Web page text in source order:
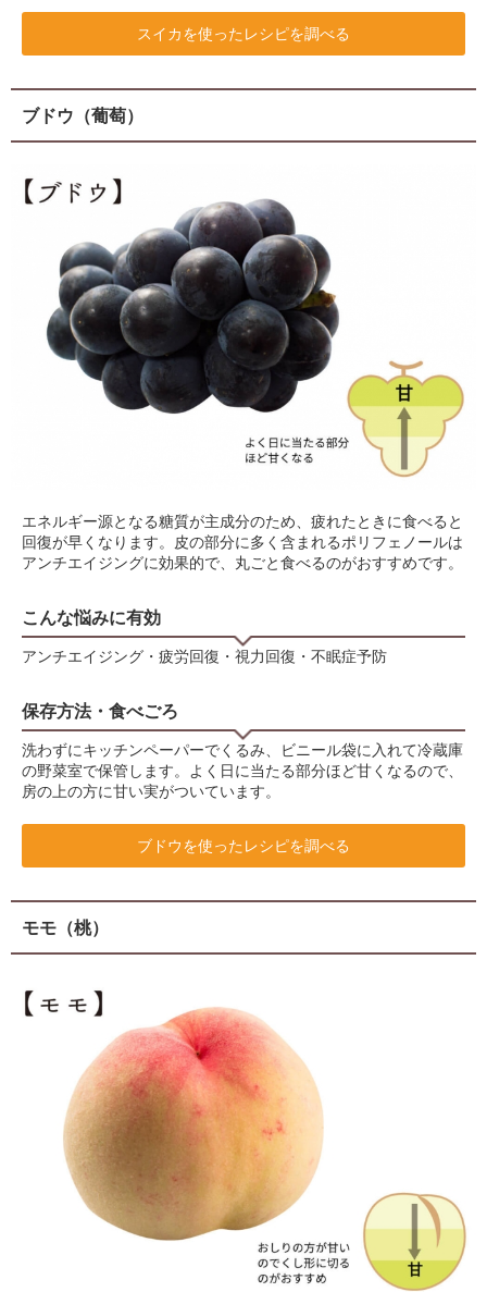
スイカを使ったレシピを調べる
ブドウ（葡萄）
エネルギー源となる糖質が主成分のため、疲れたときに食べると
回復が早くなります。皮の部分に多く含まれるポリフェノールは
アンチエイジングに効果的で、丸ごと食べるのがおすすめです。
こんな悩みに有効
アンチエイジング・疲労回復・視力回復・不眠症予防
保存方法・食べごろ
洗わずにキッチンペーパーでくるみ、ビニール袋に入れて冷蔵庫
の野菜室で保管します。よく日に当たる部分ほど甘くなるので、
房の上の方に甘い実がついています。
ブドウを使ったレシピを調べる
モモ（桃）